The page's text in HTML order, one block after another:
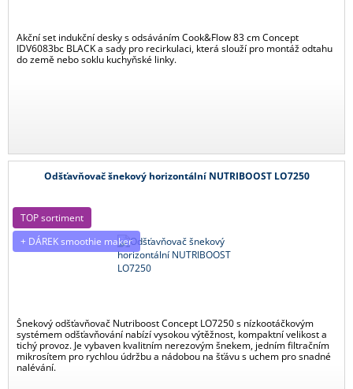
Akční set indukční desky s odsáváním Cook&Flow 83 cm Concept
IDV6083bc BLACK a sady pro recirkulaci, která slouží pro montáž odtahu
do země nebo soklu kuchyňské linky.
Odšťavňovač šnekový horizontální NUTRIBOOST LO7250
Šnekový odšťavňovač Nutriboost Concept LO7250 s nízkootáčkovým
systémem odšťavňování nabízí vysokou výtěžnost, kompaktní velikost a
tichý provoz. Je vybaven kvalitním nerezovým šnekem, jedním filtračním
mikrosítem pro rychlou údržbu a nádobou na šťávu s uchem pro snadné
nalévání.
TOP sortiment
+ DÁREK smoothie maker